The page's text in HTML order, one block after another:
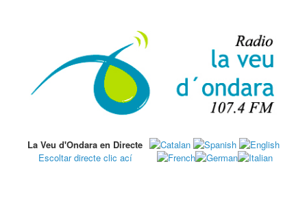
La Veu d'Ondara en Directe
Escoltar directe clic ací